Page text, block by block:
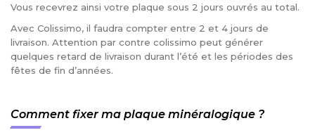
Vous recevrez ainsi votre plaque sous 2 jours ouvrés au total.
Avec Colissimo, il faudra compter entre 2 et 4 jours de
livraison. Attention par contre colissimo peut générer
quelques retard de livraison durant l’été et les périodes des
fêtes de fin d’années.
Comment fixer ma plaque minéralogique ?